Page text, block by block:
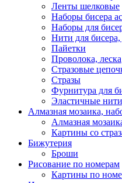
Ленты шелковые
Наборы бисера
Наборы для
Нити для
Пайетки
Проволока, леска
Стразовые
Стразы
Фурнитура для
Эластичные
Алмазная мозаика,
Алмазная
Картины co
Бижутерия
Броши
Рисование по номерам
Картины по